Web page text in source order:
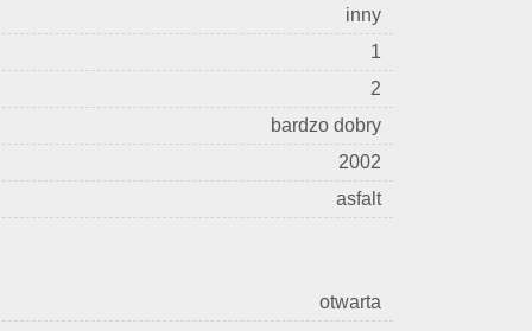
inny
1
2
bardzo dobry
2002
asfalt
otwarta